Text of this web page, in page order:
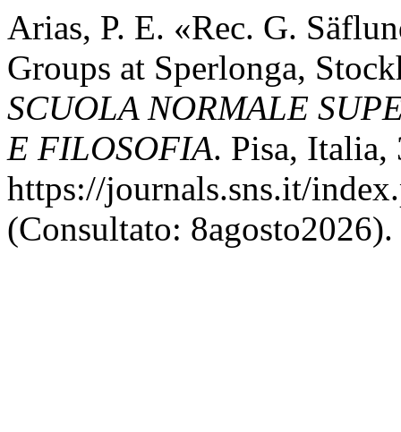
Arias, P. E. «Rec. G.
Groups at Sperlonga,
SCUOLA NORMALE
E FILOSOFIA. Pisa, Italia,
https://journals.sns.it/
(Consultato: 8agosto2026).